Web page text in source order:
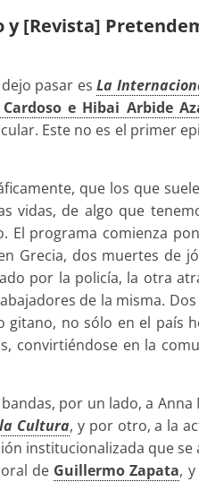
y [Revista]
pasar esLa
e Hibai Arbide
Este no es el primer
que los que
vidas, de algo que
El programa comienza
Grecia, dos muertes de
por la policía, la otra
de la misma. Dos
no sólo en el país
convirtiéndose en la
por un lado, a Anna
Cultura, y por otro, a la
institucionalizada que se
de Guillermo Zapata,